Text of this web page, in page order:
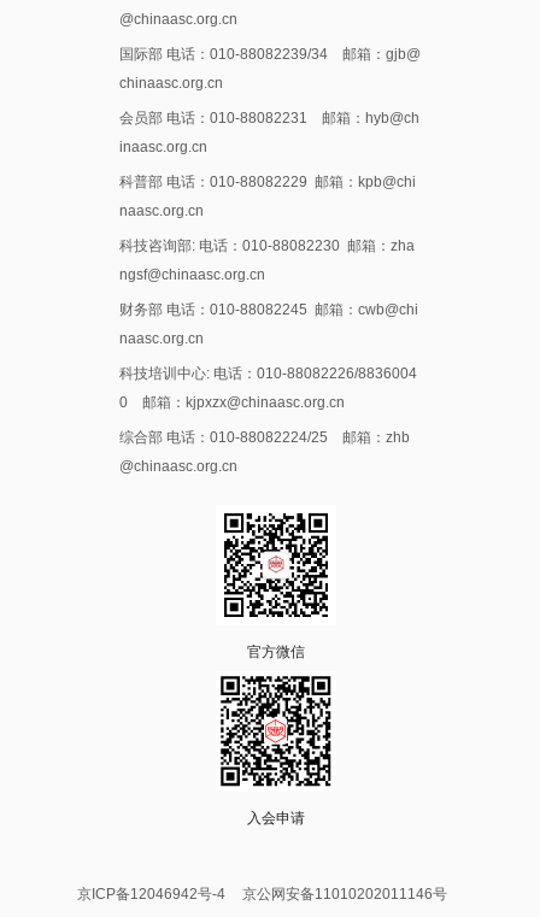
@chinaasc.org.cn
国际部 电话：010-88082239/34 邮箱：gjb@
chinaasc.org.cn
会员部 电话：010-88082231 邮箱：hyb@ch
inaasc.org.cn
科普部 电话：010-88082229 邮箱：kpb@chi
naasc.org.cn
科技咨询部: 电话：010-88082230 邮箱：zha
ngsf@chinaasc.org.cn
财务部 电话：010-88082245 邮箱：cwb@chi
naasc.org.cn
科技培训中心: 电话：010-88082226/8836004
0 邮箱：kjpxzx@chinaasc.org.cn
综合部 电话：010-88082224/25 邮箱：zhb
@chinaasc.org.cn
官方微信
入会申请
京ICP备12046942号-4 京公网安备11010202011146号